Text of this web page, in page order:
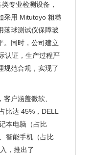
专业检测设备，
采用 Mitutoyo 粗糙
落球测试仪保障玻
。同时，公司建立
认证，生产过程严
规范合规，实现了
户涵盖微软、
比达 45%，DELL
本电脑（占比
智能手机（占比
，推出了